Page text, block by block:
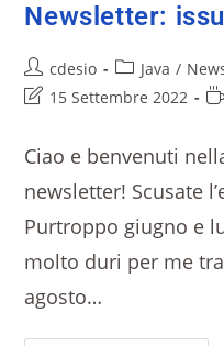
Newsletter:
cdesio Java /
15 Settembre 2022
Ciao e benvenuti
newsletter! Scusate
Purtroppo giugno e
molto duri per me
agosto…